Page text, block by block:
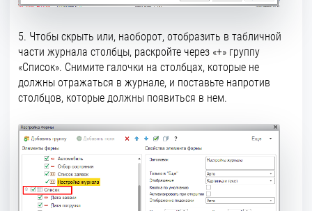
5. Чтобы скрыть или, наоборот, отобразить в табличной
части журнала столбцы, раскройте через «+» группу
«Список». Снимите галочки на столбцах, которые не
должны отражаться в журнале, и поставьте напротив
столбцов, которые должны появиться в нем.